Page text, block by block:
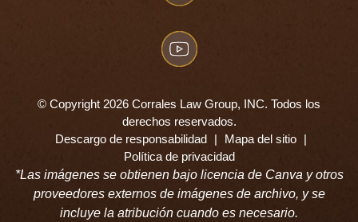
© Copyright 2026 Corrales Law Group, INC. Todos los
derechos reservados.
Descargo de responsabilidad | Mapa del sitio |
Política de privacidad
*Las imágenes se obtienen bajo licencia de Canva y otros
proveedores externos de imágenes de archivo, y se
incluye la atribución cuando es necesario.